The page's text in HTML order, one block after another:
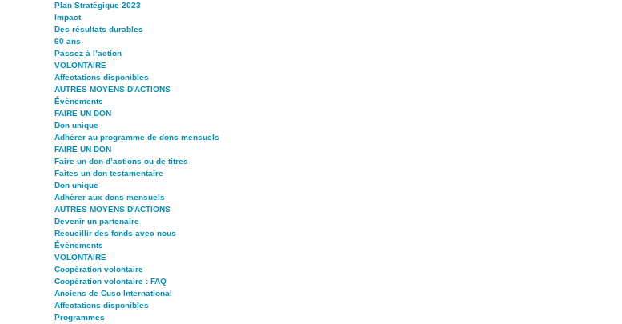
Plan Stratégique 2023
Impact
Des résultats durables
60 ans
Passez à l’action
VOLONTAIRE
Affectations disponibles
AUTRES MOYENS D'ACTIONS
Évènements
FAIRE UN DON
Don unique
Adhérer au programme de dons mensuels
FAIRE UN DON
Faire un don d’actions ou de titres
Faites un don testamentaire
Don unique
Adhérer aux dons mensuels
AUTRES MOYENS D'ACTIONS
Devenir un partenaire
Recueillir des fonds avec nous
Évènements
VOLONTAIRE
Coopération volontaire
Coopération volontaire : FAQ
Anciens de Cuso International
Affectations disponibles
Programmes